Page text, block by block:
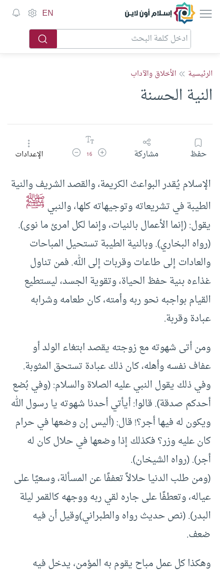
إسلام أون لاين EN
الرئيسية الأخلاق والآداب
النية الحسنة
حفظ مشاركة زيادة حجم الخط
16 تقليل حجم الخطالإعدادات
الإسلام يُقدر البواعث الكريمة، والقصد الشريف والنية
الطيبة في تشريعاته وتوجيهاته كلها، والنبيﷺ
يقول: (إنما الأعمال بالنيات، وإنما لكل امرئ ما نوى).
(رواه البخاري). وبالنية الطيبة تستحيل المباحات
والعادات إلى طاعات وقربات إلى الله. فمن تناول
غذاءه بنية حفظ الحياة، وتقوية الجسد، ليستطيع
القيام بواجبه نحو ربه وأمته، كان طعامه وشرابه
عبادة وقربة.
ومن أتى شهوته مع زوجته يقصد ابتغاء الولد أو
عفاف نفسه وأهله، كان ذلك عبادة تستحق المثوبة.
وفي ذلك يقول النبي عليه الصلاة والسلام: (وفي بُضع
أحدكم صدقة). قالوا: أيأتي أحدنا شهوته يا رسول الله
ويكون له فيها أجر؟! قال: (أليس إن وضعها في حرام
كان عليه وزر؟ فكذلك إذا وضعها في حلال كان له
أجر). (رواه الشيخان).
(ومن طلب الدنيا حلالاً تعففًا عن المسألة، وسعيًا على
عياله، وتعطفًا على جاره لقي ربه ووجهه كالقمر ليلة
البدر). (نص حديث رواه والطبراني)وقيل أن فيه
ضعف.
وهكذا كل عمل مباح يقوم به المؤمن، يدخل فيه